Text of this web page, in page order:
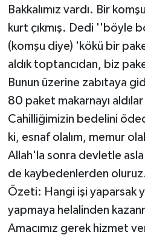
Bakkalımız vardı. Bir
kurt çıkmış. Dedi ''böyle
(komşu diye) 'kökü bir
aldık toptancıdan, biz
Bunun üzerine zabıtaya
80 paket makarnayı
Cahilliğimizin bedelini
ki, esnaf olalım, memur
Allah'la sonra devletle
de kaybedenlerden
Özeti: Hangi işi yaparsak
yapmaya helalinden
Amacımız gerek hizmet